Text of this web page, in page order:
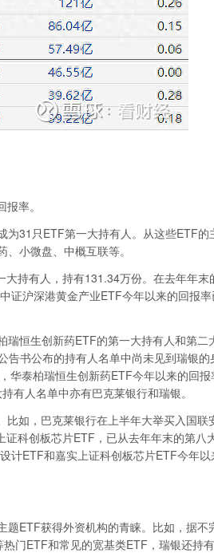
率。
31只ETF第一大持有人。从这些ETF的
小微盘、中概互联等。
持有人，持有131.34万份。在去年年末
证沪深港黄金产业ETF今年以来的回报
恒生创新药ETF的第一大持有人和第二
告书公布的持有人名单中尚未见到瑞银的
华泰柏瑞恒生创新药ETF今年以来的回报
有人名单中亦有巴克莱银行和瑞银。
如，巴克莱银行在上半年大举买入国联
科创板芯片ETF，已从去年年末的第八
计ETF和嘉实上证科创板芯片ETF今年以
ETF获得外资机构的青睐。比如，据不
门ETF和常见的宽基类ETF，瑞银还持